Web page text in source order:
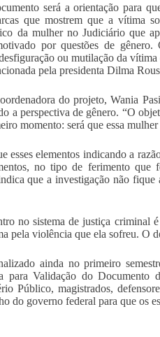
será a orientação para
que mostrem que a vítima
da mulher no Judiciário que
por questões de gênero.
ou mutilação da
pela presidenta Dilma
do projeto, Wania
a perspectiva de gênero. “O
momento: será que essa
esses elementos indicando a
no tipo de ferimento que
que a investigação não
no sistema de justiça criminal
pela violência que ela sofreu. O
ainda no primeiro
Validação do Documento
Público, magistrados,
do governo federal para que os